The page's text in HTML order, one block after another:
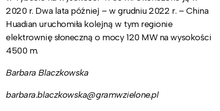
2020 r. Dwa lata później – w grudniu 2022 r. – China
Huadian uruchomiła kolejną w tym regionie
elektrownię słoneczną o mocy 120 MW na wysokości
4500 m.
Barbara Blaczkowska
barbara.blaczkowska@gramwzielone.pl